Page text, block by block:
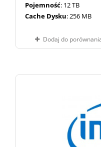
Pojemność: 12 TB
Cache Dysku: 256 MB
Dodaj do